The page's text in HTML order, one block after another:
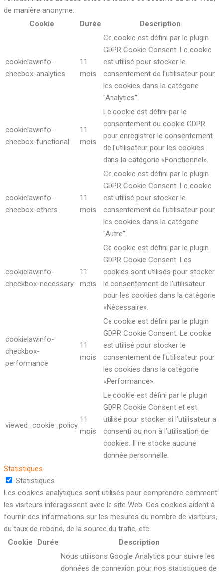
de manière anonyme.
Cookie
Durée Description
cookielawinfo-
checbox-analytics
11
mois
Ce cookie est défini par le plugin
GDPR Cookie Consent. Le cookie
est utilisé pour stocker le
consentement de l'utilisateur pour
les cookies dans la catégorie
"Analytics".
cookielawinfo-
checbox-functional
11
mois
Le cookie est défini par le
consentement du cookie GDPR
pour enregistrer le consentement
de l'utilisateur pour les cookies
dans la catégorie «Fonctionnel».
cookielawinfo-
checbox-others
11
mois
Ce cookie est défini par le plugin
GDPR Cookie Consent. Le cookie
est utilisé pour stocker le
consentement de l'utilisateur pour
les cookies dans la catégorie
"Autre".
cookielawinfo-
checkbox-necessary
11
mois
Ce cookie est défini par le plugin
GDPR Cookie Consent. Les
cookies sont utilisés pour stocker
le consentement de l'utilisateur
pour les cookies dans la catégorie
«Nécessaire».
cookielawinfo-
checkbox-
performance
11
mois
Ce cookie est défini par le plugin
GDPR Cookie Consent. Le cookie
est utilisé pour stocker le
consentement de l'utilisateur pour
les cookies dans la catégorie
«Performance».
viewed_cookie_policy
11
mois
Le cookie est défini par le plugin
GDPR Cookie Consent et est
utilisé pour stocker si l'utilisateur a
consenti ou non à l'utilisation de
cookies. Il ne stocke aucune
donnée personnelle.
Statistiques
Statistiques
Les cookies analytiques sont utilisés pour comprendre comment
les visiteurs interagissent avec le site Web. Ces cookies aident à
fournir des informations sur les mesures du nombre de visiteurs,
du taux de rebond, de la source du trafic, etc.
Cookie
Durée
Description
Nous utilisons Google Analytics pour suivre les
données de connexion pour nos statistiques de